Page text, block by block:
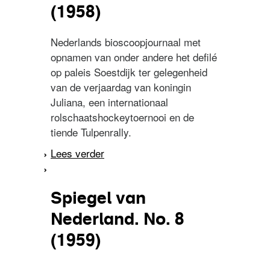
(1958)
Nederlands bioscoopjournaal met
opnamen van onder andere het defilé
op paleis Soestdijk ter gelegenheid
van de verjaardag van koningin
Juliana, een internationaal
rolschaatshockeytoernooi en de
tiende Tulpenrally.
Lees verder
Spiegel van
Nederland. No. 8
(1959)